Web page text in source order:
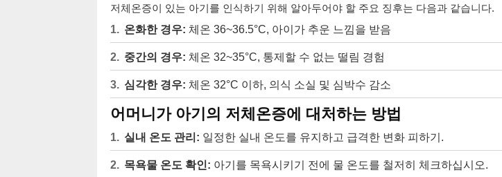
저체온증이 있는 아기를 인식하기 위해 알아두어야 할 주요 징후는 다음과 같습니다.
온화한 경우: 체온 36~36.5°C, 아이가 추운 느낌을 받음
중간의 경우: 체온 32~35°C, 통제할 수 없는 떨림 경험
심각한 경우: 체온 32°C 이하, 의식 소실 및 심박수 감소
어머니가 아기의 저체온증에 대처하는 방법
실내 온도 관리: 일정한 실내 온도를 유지하고 급격한 변화 피하기.
목욕물 온도 확인: 아기를 목욕시키기 전에 물 온도를 철저히 체크하십시오.